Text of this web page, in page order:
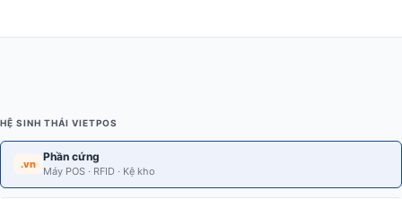
HỆ SINH THÁI VIETPOS
.vn
Phần cứng
Máy POS · RFID · Kệ kho